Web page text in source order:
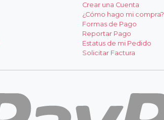
Crear una Cuenta
¿Cómo hago mi compra?
Formas de Pago
Reportar Pago
Estatus de mi Pedido
Solicitar Factura